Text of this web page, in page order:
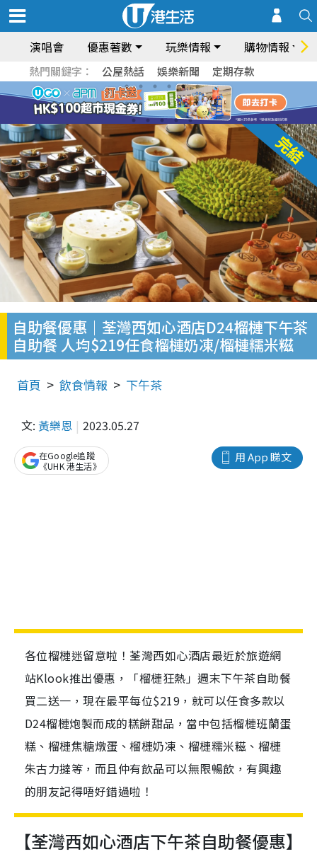
演唱會 優惠著數 玩樂情報 購物情報
熱門關鍵字： 公屋熱話 娛樂新聞 定期存款
自助餐優惠｜荃灣西如心酒店D24榴槤下午茶
自助餐 人均$219任食榴槤奶凍/榴槤糯米糍
首頁 飲食情報 下午茶
文: 黃樂恩 2023.05.27
用 App 睇文
在Google追蹤
《UHK 港生活》
各位榴槤迷留意啦！荃灣西如心酒店最近於旅遊網
站Klook推出優惠，「榴槤狂熱」週末下午茶自助餐
買二送一，現在最平每位$219，就可以任食多款以
D24榴槤炮製而成的糕餅甜品，當中包括榴槤班蘭蛋
糕、榴槤焦糖燉蛋、榴槤奶凍、榴槤糯米糍、榴槤
朱古力撻等，而且仲有飲品可以無限暢飲，有興趣
的朋友記得唔好錯過啦！
【荃灣西如心酒店下午茶自助餐優惠】